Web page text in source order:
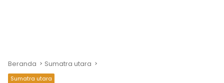
Beranda Sumatra utara
Sumatra utara